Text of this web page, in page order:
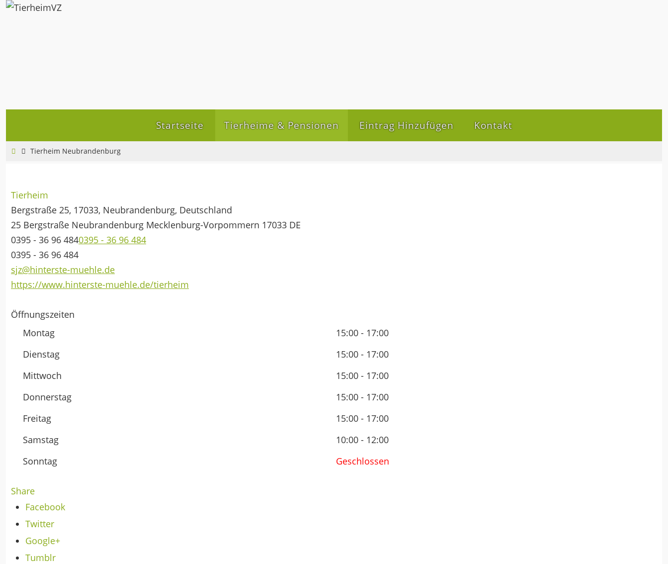
Zum
Startseite Tierheime & Pensionen Eintrag Hinzufügen Kontakt
HomeTierheim Neubrandenburg
Tierheim
Bergstraße 25, 17033, Neubrandenburg, Deutschland
25 Bergstraße Neubrandenburg Mecklenburg-Vorpommern 17033 DE
0395 - 36 96 4840395 - 36 96 484
0395 - 36 96 484
sjz@hinterste-muehle.de
https://www.hinterste-muehle.de/tierheim
Öffnungszeiten
Montag
15:00 - 17:00
Dienstag
15:00 - 17:00
Mittwoch
15:00 - 17:00
Donnerstag
15:00 - 17:00
Freitag
15:00 - 17:00
Samstag
10:00 - 12:00
Sonntag
Geschlossen
Share
Facebook
Twitter
Google+
Tumblr